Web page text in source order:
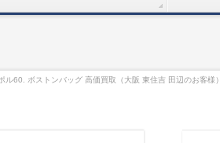
60. ボストンバッグ 高価買取（大阪 東住吉 田辺のお客様）